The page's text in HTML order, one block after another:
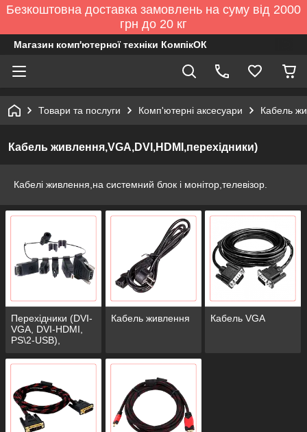
Безкоштовна доставка замовлень на суму від 2000
грн до 20 кг
Магазин комп'ютерної техніки КомпікОК
Товари та послуги Комп'ютерні аксесуари Кабель
Кабель живлення,VGA,DVI,HDMI,перехідники)
Кабелі живлення,на системний блок і монітор,телевізор.
Перехідники (DVI-
VGA, DVI-HDMI,
PS\2-USB),
Wi-Fi антена,
Кабель живлення Кабель VGA